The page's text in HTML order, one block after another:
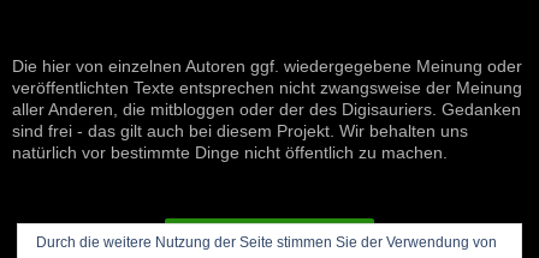
Die hier von einzelnen Autoren ggf. wiedergegebene Meinung oder
veröffentlichten Texte entsprechen nicht zwangsweise der Meinung
aller Anderen, die mitbloggen oder der des Digisauriers. Gedanken
sind frei - das gilt auch bei diesem Projekt. Wir behalten uns
natürlich vor bestimmte Dinge nicht öffentlich zu machen.
VERTRAG WIDERRUFEN
Durch die weitere Nutzung der Seite stimmen Sie der Verwendung von